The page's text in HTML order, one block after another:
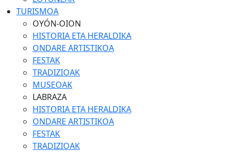
TURISMOA
OYÓN-OION
HISTORIA ETA HERALDIKA
ONDARE ARTISTIKOA
FESTAK
TRADIZIOAK
MUSEOAK
LABRAZA
HISTORIA ETA HERALDIKA
ONDARE ARTISTIKOA
FESTAK
TRADIZIOAK